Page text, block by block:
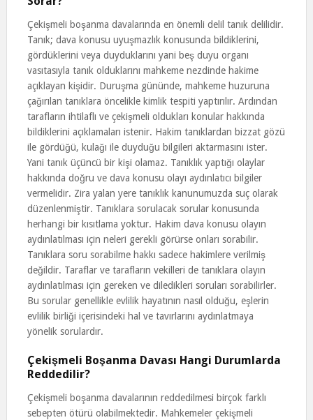
Çekişmeli boşanma davalarında en önemli delil tanık delilidir.
Tanık; dava konusu uyuşmazlık konusunda bildiklerini,
gördüklerini veya duyduklarını yani beş duyu organı
vasıtasıyla tanık olduklarını mahkeme nezdinde hakime
açıklayan kişidir. Duruşma gününde, mahkeme huzuruna
çağırılan tanıklara öncelikle kimlik tespiti yaptırılır. Ardından
tarafların ihtilaflı ve çekişmeli oldukları konular hakkında
bildiklerini açıklamaları istenir. Hakim tanıklardan bizzat gözü
ile gördüğü, kulağı ile duyduğu bilgileri aktarmasını ister.
Yani tanık üçüncü bir kişi olamaz. Tanıklık yaptığı olaylar
hakkında doğru ve dava konusu olayı aydınlatıcı bilgiler
vermelidir. Zira yalan yere tanıklık kanunumuzda suç olarak
düzenlenmiştir. Tanıklara sorulacak sorular konusunda
herhangi bir kısıtlama yoktur. Hakim dava konusu olayın
aydınlatılması için neleri gerekli görürse onları sorabilir.
Tanıklara soru sorabilme hakkı sadece hakimlere verilmiş
değildir. Taraflar ve tarafların vekilleri de tanıklara olayın
aydınlatılması için gereken ve diledikleri soruları sorabilirler.
Bu sorular genellikle evlilik hayatının nasıl olduğu, eşlerin
evlilik birliği içerisindeki hal ve tavırlarını aydınlatmaya
yönelik sorulardır.
Çekişmeli Boşanma Davası Hangi Durumlarda
Reddedilir?
Çekişmeli boşanma davalarının reddedilmesi birçok farklı
sebepten ötürü olabilmektedir. Mahkemeler çekişmeli